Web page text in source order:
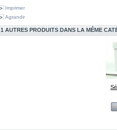
Imprimer
Agrandir
1 AUTRES PRODUITS DANS LA MÊME